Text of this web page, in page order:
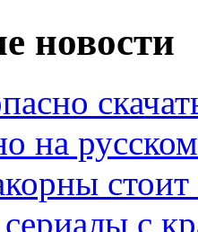
новости
на
с